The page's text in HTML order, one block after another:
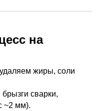
на
жиры, соли
сварки,
~2 мм).